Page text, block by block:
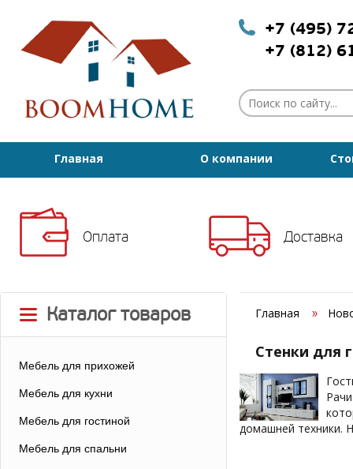
+7 (495)
+7 (812)
Главная О компании
Оплата Доставка
Каталог товаров
Мебель для прихожей
Мебель для кухни
Мебель для гостиной
Мебель для спальни
Главная
Стенки для
домашней техники.